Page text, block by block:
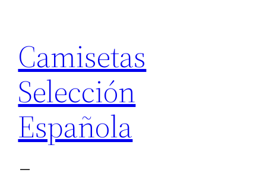
contenido
Camisetas
Selección
Española